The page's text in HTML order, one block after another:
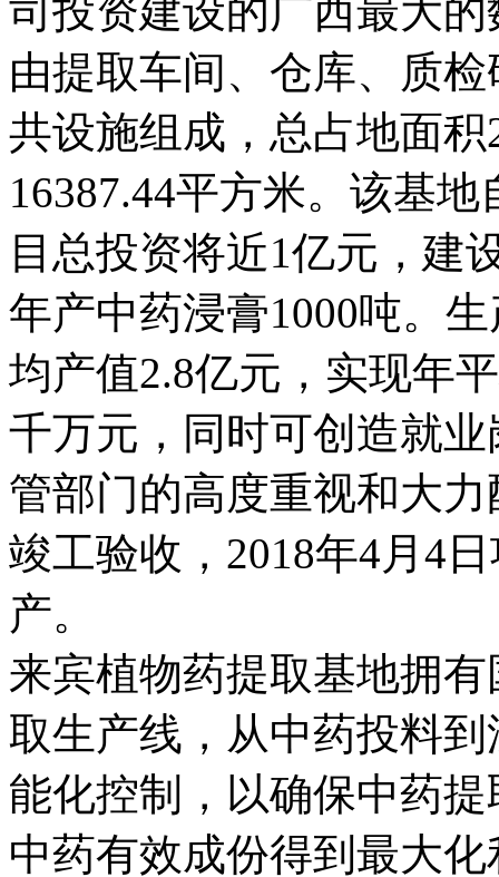
司投资建设的广西最大
由提取车间、仓库、质
共设施组成，总占地面
16387.44平方米。该基
目总投资将近1亿元，建
年产中药浸膏1000吨。
均产值2.8亿元，实现年
千万元，同时可创造就
管部门的高度重视和大
竣工验收，2018年4月4
产。
来宾植物药提取基地拥
取生产线，从中药投料
能化控制，以确保中药
中药有效成份得到最大